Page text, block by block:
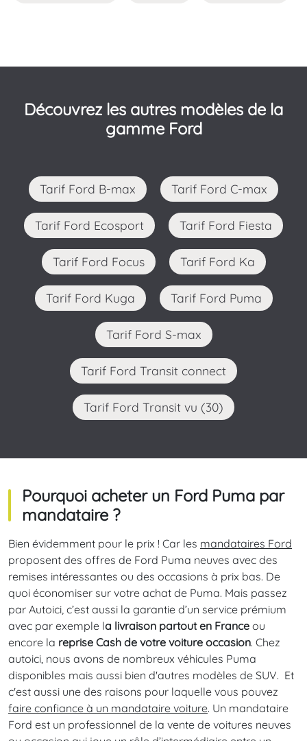
Découvrez les autres modèles de la
gamme Ford
Tarif Ford B-max Tarif Ford C-max
Tarif Ford Ecosport Tarif Ford Fiesta
Tarif Ford Focus Tarif Ford Ka
Tarif Ford Kuga Tarif Ford Puma
Tarif Ford S-max
Tarif Ford Transit connect
Tarif Ford Transit vu (30)
Pourquoi acheter un Ford Puma par
mandataire ?
Bien évidemment pour le prix ! Car les mandataires Ford
proposent des offres de Ford Puma neuves avec des
remises intéressantes ou des occasions à prix bas. De
quoi économiser sur votre achat de Puma. Mais passez
par Autoici, c’est aussi la garantie d’un service prémium
avec par exemple la livraison partout en France ou
encore la reprise Cash de votre voiture occasion. Chez
autoici, nous avons de nombreux véhicules Puma
disponibles mais aussi bien d'autres modèles de SUV. Et
c'est aussi une des raisons pour laquelle vous pouvez
faire confiance à un mandataire voiture. Un mandataire
Ford est un professionnel de la vente de voitures neuves